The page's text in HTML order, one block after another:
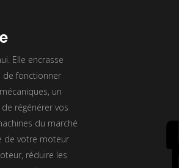
Elle encrasse
de fonctionner
un
régénérer vos
du marché
de votre moteur
réduire les